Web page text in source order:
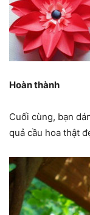
Hoàn thành
Cuối cùng, bạn
quả cầu hoa thật